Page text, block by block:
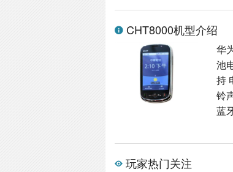
CHT8000机型介绍
华
池
持
铃
蓝
玩家热门关注